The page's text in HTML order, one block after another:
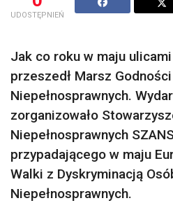
UDOSTĘPNIEŃ
Jak co roku w maju
przeszedł Marsz
Niepełnosprawnych.
zorganizowało
Niepełnosprawnych
przypadającego w maju
Walki z Dyskryminacją
Niepełnosprawnych.